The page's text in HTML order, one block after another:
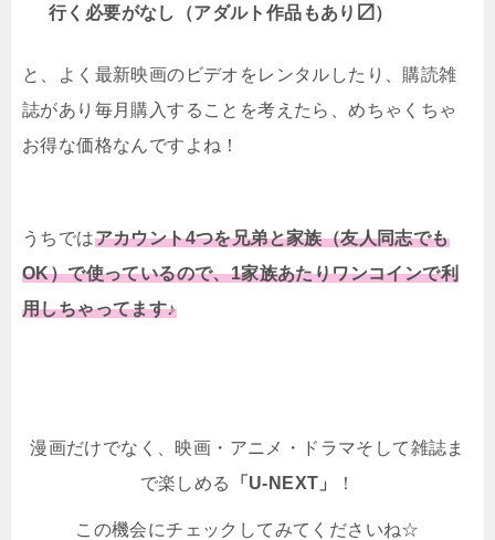
行く必要がなし（アダルト作品もあり〼）
と、よく最新映画のビデオをレンタルしたり、購読雑
誌があり毎月購入することを考えたら、めちゃくちゃ
お得な価格なんですよね！
うちではアカウント4つを兄弟と家族（友人同志でも
OK）で使っているので、1家族あたりワンコインで利
用しちゃってます♪
漫画だけでなく、映画・アニメ・ドラマそして雑誌ま
で楽しめる
「U-NEXT」 ！
この機会にチェックしてみてくださいね☆